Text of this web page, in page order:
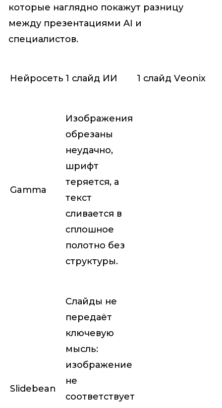
которые наглядно покажут разницу
между презентациями AI и
специалистов.
Нейросеть 1 слайд ИИ 1 слайд Veonix
Gamma
Изображения
обрезаны
неудачно,
шрифт
теряется, а
текст
сливается в
сплошное
полотно без
структуры.
Slidebean
Слайды не
передаёт
ключевую
мысль:
изображение
не
соответствует